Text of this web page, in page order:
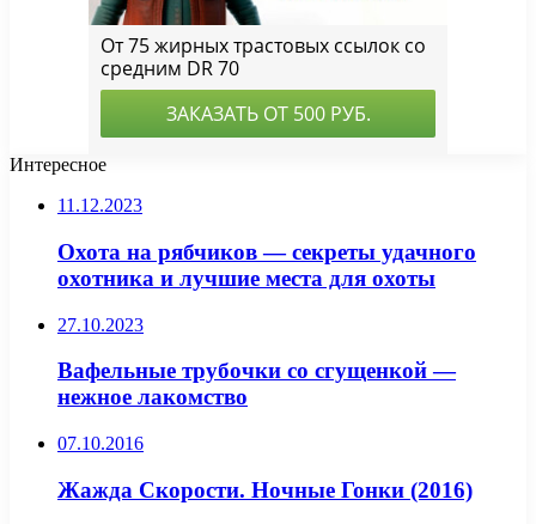
Интересное
11.12.2023
Охота на рябчиков — секреты удачного
охотника и лучшие места для охоты
27.10.2023
Вафельные трубочки со сгущенкой —
нежное лакомство
07.10.2016
Жажда Скорости. Ночные Гонки (2016)